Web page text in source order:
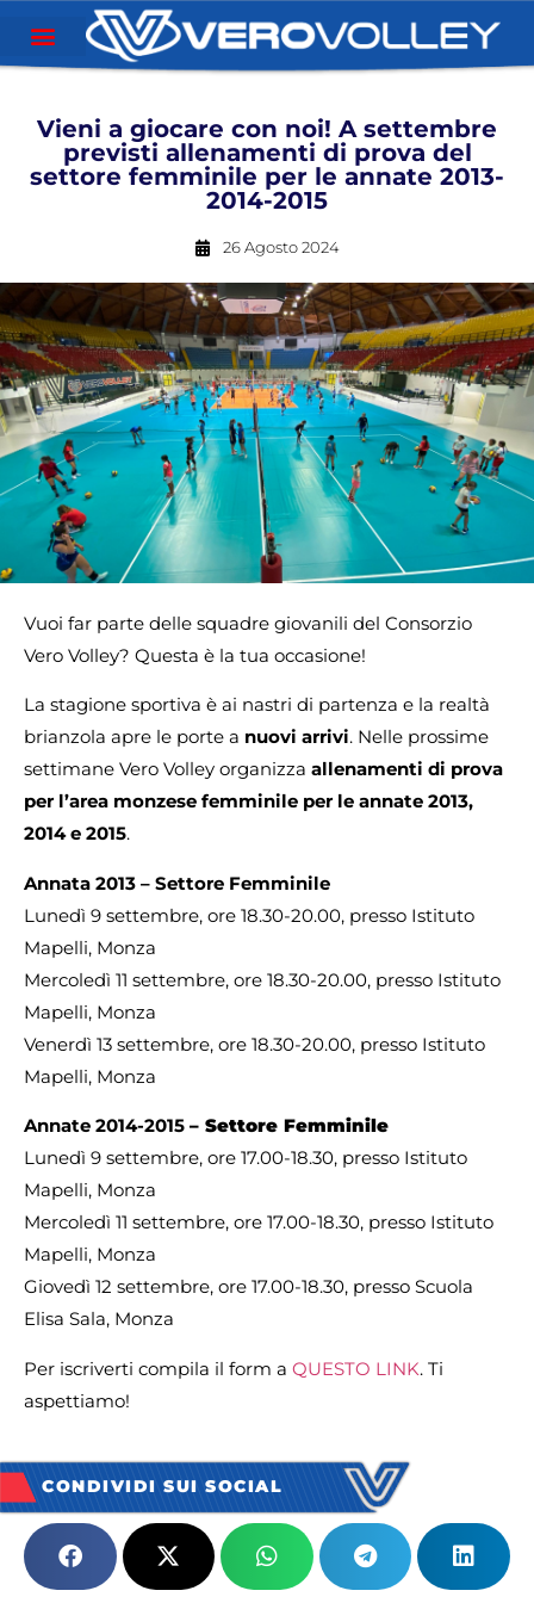
Vieni a giocare con noi! A settembre
previsti allenamenti di prova del
settore femminile per le annate 2013-
2014-2015
26 Agosto 2024
Vuoi far parte delle squadre giovanili del Consorzio
Vero Volley? Questa è la tua occasione!
La stagione sportiva è ai nastri di partenza e la realtà
brianzola apre le porte a nuovi arrivi. Nelle prossime
settimane Vero Volley organizza allenamenti di prova
per l’area monzese femminile per le annate 2013,
2014 e 2015.
Annata 2013 – Settore Femminile
Lunedì 9 settembre, ore 18.30-20.00, presso Istituto
Mapelli, Monza
Mercoledì 11 settembre, ore 18.30-20.00, presso Istituto
Mapelli, Monza
Venerdì 13 settembre, ore 18.30-20.00, presso Istituto
Mapelli, Monza
Annate 2014-2015 – Settore Femminile
Lunedì 9 settembre, ore 17.00-18.30, presso Istituto
Mapelli, Monza
Mercoledì 11 settembre, ore 17.00-18.30, presso Istituto
Mapelli, Monza
Giovedì 12 settembre, ore 17.00-18.30, presso Scuola
Elisa Sala, Monza
Per iscriverti compila il form a QUESTO LINK. Ti
aspettiamo!
CONDIVIDI SUI SOCIAL